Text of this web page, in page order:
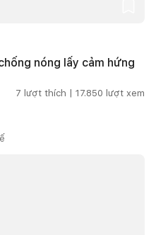
nóng lấy cảm hứng
7 lượt thích | 17.850 lượt xem